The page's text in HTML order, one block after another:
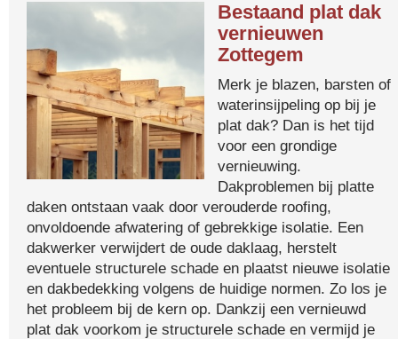
Bestaand plat dak
vernieuwen
Zottegem
Merk je blazen, barsten of
waterinsijpeling op bij je
plat dak? Dan is het tijd
voor een grondige
vernieuwing.
Dakproblemen bij platte
daken ontstaan vaak door verouderde roofing,
onvoldoende afwatering of gebrekkige isolatie. Een
dakwerker verwijdert de oude daklaag, herstelt
eventuele structurele schade en plaatst nieuwe isolatie
en dakbedekking volgens de huidige normen. Zo los je
het probleem bij de kern op. Dankzij een vernieuwd
plat dak voorkom je structurele schade en vermijd je